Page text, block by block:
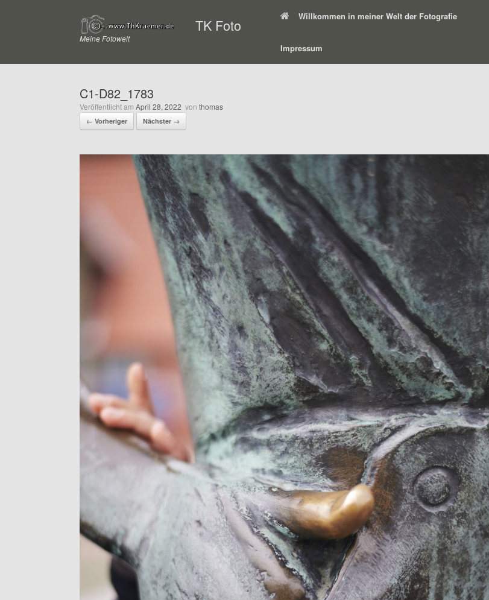
TK Foto
Meine Fotowelt
Willkommen in meiner Welt der Fotografie
Impressum
C1-D82_1783
Veröffentlicht am April 28, 2022 von thomas
← Vorheriger Nächster →